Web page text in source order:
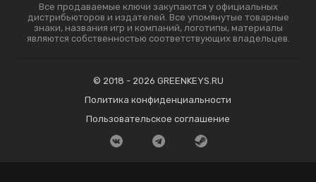
Все продаваемые ключи закупаются у официальных
дистрибьюторов и издателей. Все упомянутые товарные
знаки, названия игр и компаний, логотипы, материалы
являются собственностью соответствующих владельцев.
© 2018 - 2026 GREENKEYS.RU
Политика конфиденциальности
Пользовательское соглашение